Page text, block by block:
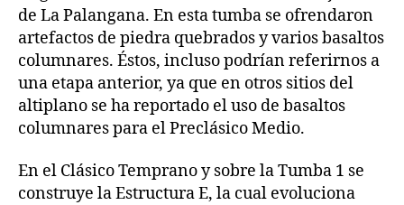
de La Palangana. En esta tumba se ofrendaron
artefactos de piedra quebrados y varios basaltos
columnares. Éstos, incluso podrían referirnos a
una etapa anterior, ya que en otros sitios del
altiplano se ha reportado el uso de basaltos
columnares para el Preclásico Medio.
En el Clásico Temprano y sobre la Tumba 1 se
construye la Estructura E, la cual evoluciona